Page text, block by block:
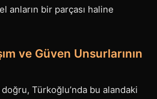
anların bir parçası haline
ve Güven Unsurlarının
doğru, Türkoğlu’nda bu alandaki